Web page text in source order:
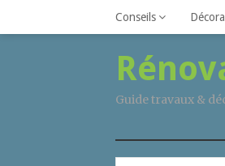
Conseils
Guide travaux &